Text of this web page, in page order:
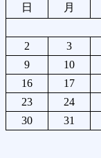
日
月
2
3
9
10
16
17
23
24
30
31